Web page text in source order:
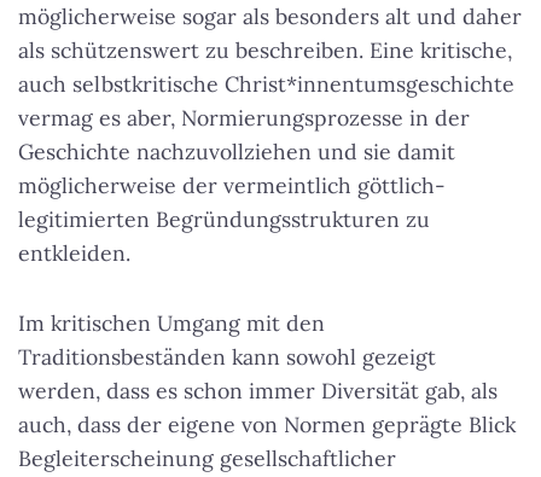
möglicherweise sogar als besonders alt und daher
als schützenswert zu beschreiben. Eine kritische,
auch selbstkritische Christ*innentumsgeschichte
vermag es aber, Normierungsprozesse in der
Geschichte nachzuvollziehen und sie damit
möglicherweise der vermeintlich göttlich-
legitimierten Begründungsstrukturen zu
entkleiden.
Im kritischen Umgang mit den
Traditionsbeständen kann sowohl gezeigt
werden, dass es schon immer Diversität gab, als
auch, dass der eigene von Normen geprägte Blick
Begleiterscheinung gesellschaftlicher